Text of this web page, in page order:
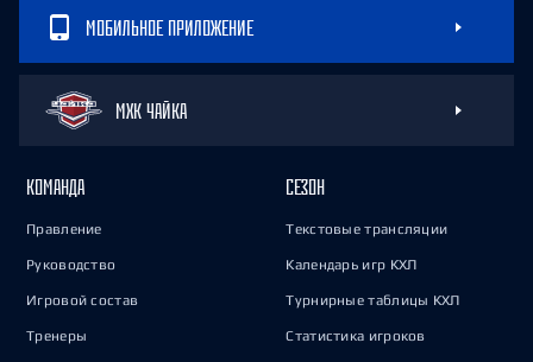
МОБИЛЬНОЕ ПРИЛОЖЕНИЕ
МХК ЧАЙКА
КОМАНДА
Правление
Руководство
Игровой состав
Тренеры
СЕЗОН
Текстовые трансляции
Календарь игр КХЛ
Турнирные таблицы КХЛ
Статистика игроков